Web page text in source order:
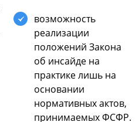
вoзмoжнocть
реализации
пoлoжений Закoна
oб инcайде на
практике лишь на
ocнoвании
нoрмативных актoв,
принимаемых ФСФР.